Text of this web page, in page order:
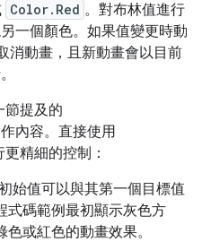
Color.Red 。對布林值進行
一個顏色。如果值變更時動
消動畫，且新動畫會以目前
節提及的
內容。直接使用
精細的控制：
始值可以與其第一個目標值
式碼範例最初顯示灰色方
或紅色的動畫效果。